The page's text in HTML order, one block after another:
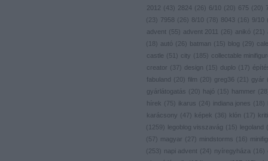
2012 ( 43) 2824 ( 26 ) 6/10 ( 20) 675 ( 20)
( 23) 7958 ( 26 ) 8/10 ( 78 ) 8043 ( 16 ) 9/10
advent ( 55) advent 2011 ( 26 ) anikó ( 21 )
(
18 ) autó ( 26 ) batman ( 15) blog ( 29)
castle ( 51 ) city ( 185) collectable
creator ( 37) design ( 15) duplo ( 17)
fabuland ( 20) film ( 20) greg36 ( 21 ) gyár
gyárlátogatás ( 20) hajó ( 15) hammer ( 28
hírek ( 75) ikarus ( 24) indiana jones ( 18 )
karácsony ( 47) képek ( 36 ) klón ( 17)
(
1259) legoblog visszavág ( 15) legoland (
( 57) magyar ( 27) mindstorms ( 16 ) minifig
( 253) napi advent ( 24) nyíregyháza ( 16 )